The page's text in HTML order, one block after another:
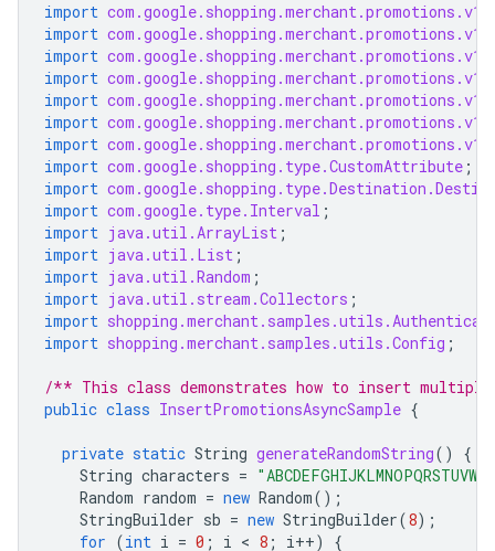
import
import
import
import
import
import
import
import com.google.shopping.type.CustomAttribute ;
import
import com.google.type.Interval ;
import java.util.ArrayList ;
import java.util.List ;
import java.util.Random ;
import java.util.stream.Collectors ;
import
import shopping.merchant.samples.utils.Config ;
/** This class demonstrates how to insert multiple
public class InsertPromotionsAsyncSample {
private static String generateRandomString()
{
String characters =
Random random = new Random();
StringBuilder sb = new StringBuilder(8);
for (int i = 0 ; i < 8 ; i++)
{